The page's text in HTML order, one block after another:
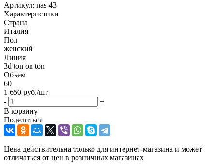
Артикул: nas-43
Характеристики
Страна
Италия
Пол
женский
Линия
3d ton on ton
Объем
60
1 650 руб./шт
-
+
В корзину
Поделиться
Цена действительна только для интернет-магазина и может
отличаться от цен в розничных магазинах